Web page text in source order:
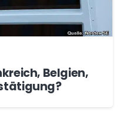
Belgien,